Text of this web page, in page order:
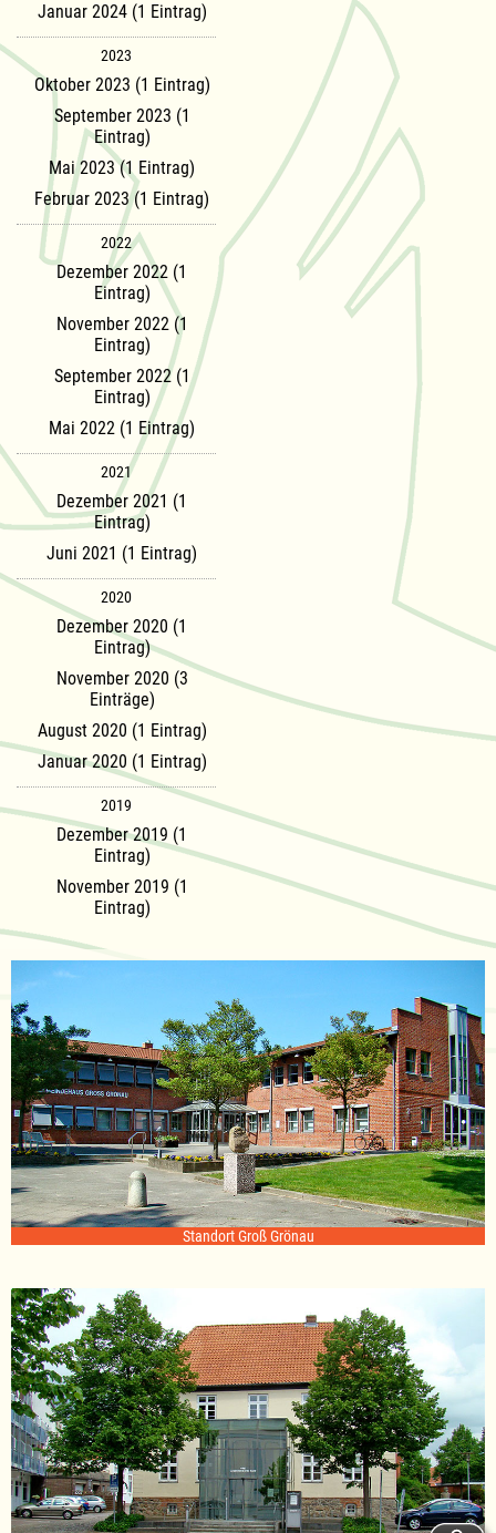
Januar 2024 (1 Eintrag)
2023
Oktober 2023 (1 Eintrag)
September 2023 (1
Eintrag)
Mai 2023 (1 Eintrag)
Februar 2023 (1 Eintrag)
2022
Dezember 2022 (1
Eintrag)
November 2022 (1
Eintrag)
September 2022 (1
Eintrag)
Mai 2022 (1 Eintrag)
2021
Dezember 2021 (1
Eintrag)
Juni 2021 (1 Eintrag)
2020
Dezember 2020 (1
Eintrag)
November 2020 (3
Einträge)
August 2020 (1 Eintrag)
Januar 2020 (1 Eintrag)
2019
Dezember 2019 (1
Eintrag)
November 2019 (1
Eintrag)
Standort Groß Grönau